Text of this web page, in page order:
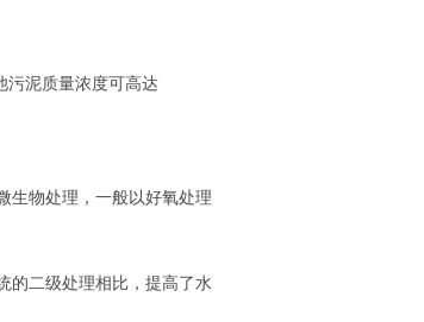
污泥质量浓度可高达
生物处理，一般以好氧处理
的二级处理相比，提高了水